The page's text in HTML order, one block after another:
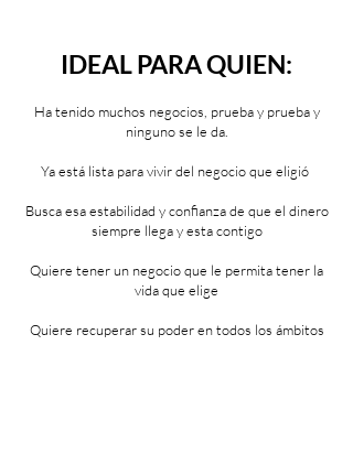
IDEAL PARA QUIEN:
Ha tenido muchos negocios, prueba y prueba y
ninguno se le da.
Ya está lista para vivir del negocio que eligió
Busca esa estabilidad y confianza de que el dinero
siempre llega y esta contigo
Quiere tener un negocio que le permita tener la
vida que elige
Quiere recuperar su poder en todos los ámbitos